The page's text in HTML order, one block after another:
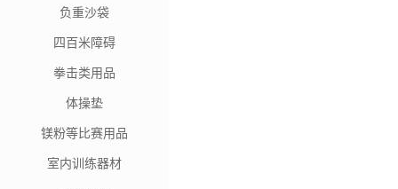
负重沙袋
四百米障碍
拳击类用品
体操垫
镁粉等比赛用品
室内训练器材